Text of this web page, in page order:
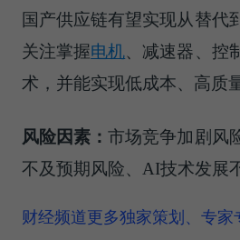
国产供应链有望实现从替代
关注掌握电机、减速器、控
术，并能实现低成本、高质
风险因素：市场竞争加剧风
不及预期风险、AI技术发展
财经频道更多独家策划、专家